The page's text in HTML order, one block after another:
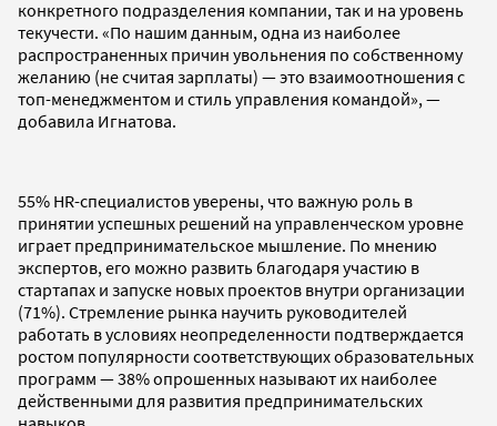
конкретного подразделения компании, так и на уровень
текучести. «По нашим данным, одна из наиболее
распространенных причин увольнения по собственному
желанию (не считая зарплаты) — это взаимоотношения с
топ-менеджментом и стиль управления командой», —
добавила Игнатова.
55% HR-специалистов уверены, что важную роль в
принятии успешных решений на управленческом уровне
играет предпринимательское мышление. По мнению
экспертов, его можно развить благодаря участию в
стартапах и запуске новых проектов внутри организации
(71%). Стремление рынка научить руководителей
работать в условиях неопределенности подтверждается
ростом популярности соответствующих образовательных
программ — 38% опрошенных называют их наиболее
действенными для развития предпринимательских